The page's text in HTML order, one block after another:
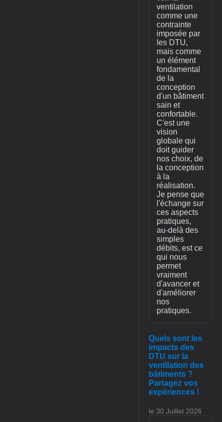
ventilation
comme une
contrainte
imposée par
les DTU,
mais comme
un élément
fondamental
de la
conception
d'un bâtiment
sain et
confortable.
C'est une
vision
globale qui
doit guider
nos choix, de
la conception
à la
réalisation.
Je pense que
l'échange sur
ces aspects
pratiques,
au-delà des
simples
débits, est ce
qui nous
permet
vraiment
d'avancer et
d'améliorer
nos
pratiques.
Quels sont les
impacts des
DTU sur la
ventilation des
bâtiments ?
Partagez vos
expériences !
le 30 Juillet 2026